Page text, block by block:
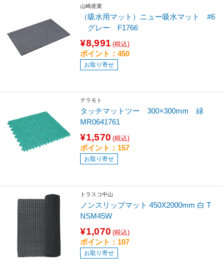
山崎産業
（吸水用マット）ニュー吸水マット #6
グレー F1766
¥8,991 (税込)
ポイント：450
お取り寄せ
テラモト
タッチマットツー 300×300mm 緑
MR0641761
¥1,570 (税込)
ポイント：157
お取り寄せ
トラスコ中山
ノンスリップマット 450X2000mm 白 T
NSM45W
¥1,070 (税込)
ポイント：107
お取り寄せ